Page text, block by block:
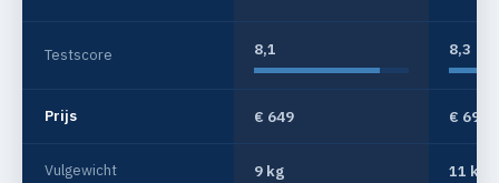
Testscore 8,1 8,3
Prijs € 649 € 699
Vulgewicht 9 kg 11 kg